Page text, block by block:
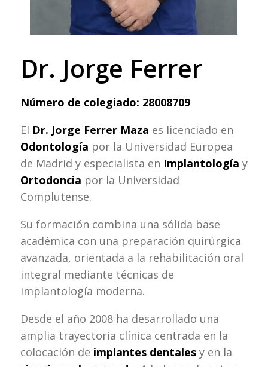
Dr. Jorge Ferrer
Número de colegiado: 28008709
El Dr. Jorge Ferrer Maza es licenciado en
Odontología por la Universidad Europea
de Madrid y especialista en Implantología y
Ortodoncia por la Universidad
Complutense.
Su formación combina una sólida base
académica con una preparación quirúrgica
avanzada, orientada a la rehabilitación oral
integral mediante técnicas de
implantología moderna.
Desde el año 2008 ha desarrollado una
amplia trayectoria clínica centrada en la
colocación de implantes dentalesy en la